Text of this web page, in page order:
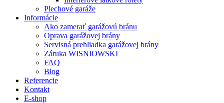
Plechové garáže
Informácie
Ako zamerať garážovú bránu
Oprava garážovej brány
Servisná prehliadka garážovej brány
Záruka WISNIOWSKI
FAQ
Blog
Referencie
Kontakt
E-shop